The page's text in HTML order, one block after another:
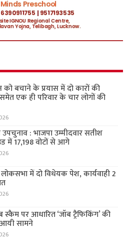
को बचाने के प्रयास में दो कारों की
एक ही परिवार के चार लोगों की
: भाजपा उम्मीदवार सतीश
में 17,198 वोटों से आगे
में दो विधेयक पेश, कार्यवाही 2
पर आधारित ‘जॉब ट्रैफिकिंग’ की
सामने